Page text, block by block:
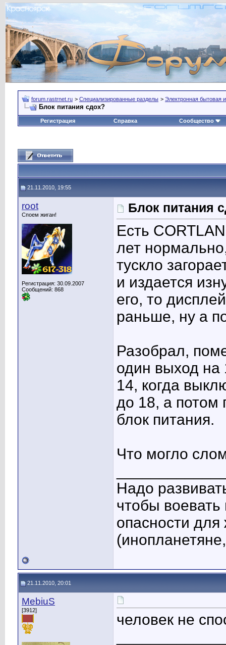
forum.rastrnet.ru > Специализированные разделы > Электронная бытовая
Блок питания сдох?
Регистрация Справка Сообщество
21.11.2010, 19:55
root
Споем жиган!
Регистрация: 30.09.2007
Сообщений: 868
Блок питания
Есть
лет
тускло
и издается
его, то
раньше, ну а
Разобрал,
один выход на
14, когда
до 18, а потом
блок питания.
Что могло
Надо
чтобы
опасности
21.11.2010, 20:01
MebiuS
[3912]
человек не